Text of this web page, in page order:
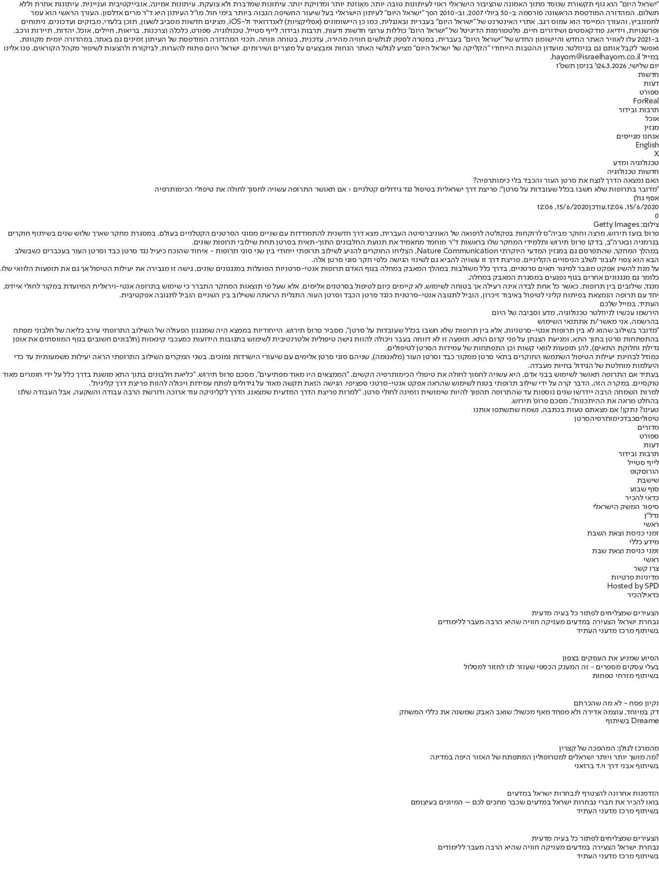
"ישראל היום" הוא גוף תקשורת שנוסד מתוך האמונה שהציבור הישראלי ראוי לעיתונות טובה יותר, מאוזנת יותר ומדויקת יותר. עיתונות שמדברת ולא צועקת. עיתונות אמינה, אובייקטיבית ועניינית. עיתונות אחרת וללא
תשלום. המהדורה המודפסת הראשונה פורסמה ב-30 ביולי 2007, וב-2010 הפך "ישראל היום" לעיתון הישראלי בעל שיעור החשיפה הגבוה ביותר בימי חול. מו"ל העיתון היא ד"ר מרים אדלסון. העורך הראשי הוא עמר
לחמנוביץ, והעורך המייסד הוא עמוס רגב. אתרי האינטרנט של "ישראל היום" בעברית ובאנגלית, כמו כן היישומונים (אפליקציות) לאנדרואיד ול-iOS, מציגים חדשות מסביב לשעון, תוכן בלעדי, מבזקים ועדכונים, ניתוחים
ופרשנויות, וידיאו, פודקאסטים ושידורים חיים. פלטפורמות הדיגיטל של "ישראל היום" כוללות ערוצי חדשות ודעות, תרבות ובידור, לייף סטייל, טכנולוגיה, ספורט, כלכלה וצרכנות, בריאות, חיילים, אוכל, יהדות, תיירות ורכב.
ב-2021 עלו לאוויר האתר החדש והיישומון החדש של "ישראל היום" בעברית, במטרה לספק לגולשים חוויה מהירה, עדכנית, בטוחה ונוחה. תכני המהדורה המודפסת של העיתון זמינים גם באתר, במהדורה יומית מקוונת,
ואפשר לקבל אותם גם בניוזלטר. מועדון ההטבות הייחודי "הקליקה של ישראל היום" מציע לגולשי האתר הנחות ומבצעים על מוצרים ושירותים. ישראל היום פתוח להערות, לביקורת ולהצעות לשיפור מקהל הקוראים. פנו אלינו
במייל hayom@israelhayom.co.il.
יום שלישי, 24.3.2026
ו' בניסן תשפ"ו
חדשות
דעות
ספורט
ForReal
תרבות ובידור
אוכל
מגזין
אנחנו מגייסים
English
X
טכנולוגיה ומדע
חדשות טכנולוגיה
האם נמצאה הדרך לנצח את סרטן העור והכבד בלי כימותרפיה?
"מדובר בתרופות שלא חשבו בכלל שעובדות על סרטן": פריצת דרך ישראלית בטיפול נגד גידולים קטלניים • אם תאושר התרופה עשויה לחסוך לחולה את טיפולי הכימותרפיה
אסף גולן
15/6/2020, 12:04
,עודכן15/6/2020, 12:06
0
צילום: Getty Images
פרופ' בועז תירוש, מרצה וחוקר מביה"ס לרוקחות בפקולטה לרפואה של האוניברסיטה העברית, מצא דרך חדשנית להתמודדות עם שניים מסוגי הסרטנים הקטלניים בעולם. במסגרת מחקר שארך שלוש שנים בשיתוף חוקרים
בגרמניה ובארה"ב, בדקו פרופ' תירוש ותלמידי המחקר שלו בראשות ד"ר מוחמד מחאמיד את תנועת החלבונים התוך-תאית בסרטן תחת שילובי תרופות שונים.
במהלך המחקר, שהתפרסם גם במגזין המדעי היוקרתי Nature Communication, הצליחו החוקרים להגיע לשילוב תרופתי ייחודי בין שני סוגי תרופות - איחוד שהוכח כיעיל נגד סרטן כבד וסרטן העור בעכברים כשבשלב
הבא הוא צפוי לעבור לשלב הניסויים הקליניים. פריצת דרך זו עשויה להביא גם לשינוי הגישה כלפי חקר סוגי סרטן אלה.
על מנת להשיג אפקט מוגבר למיגור תאים סרטניים, בדרך כלל משולבות במהלך המאבק במחלה בגוף האדם תרופות אנטי-סרטניות הפועלות במנגנונים שונים. גישה זו מגבירה את יעילות הטיפול אך גם את תופעות הלוואי שלו.
כלומר גם מנגנונים אחרים בגוף נפגעים במסגרת המאבק במחלה.
מנגד, שילובים בין תרופות, כאשר כל אחת לבדה אינה רעילה אך בטוחה לשימוש, לא קיימים כיום לטיפול בסרטנים אלימים. אלא שעל פי תוצאות המחקר התברר כי שימוש בתרופה אנטי-ויראלית המיועדת במקור לחולי איידס,
יחד עם תרופה הנמצאת בפיתוח קליני לטיפול באיבוד זיכרון, הוביל לתגובה אנטי-סרטנית כנגד סרטן הכבד וסרטן העור. התגלית הראתה ששילוב בין השניים הוביל לתגובה אפקטיבית.
העתיד, במייל שלכם
הירשמו עכשיו לניוזלטר טכנולוגיה, מדע וסביבה של היום
בהרשמה, אני מאשר/ת אתתנאי השימוש
"מדובר בשילוב שהוא לא בין תרופות אנטי-סרטניות, אלא בין תרופות שלא חשבו בכלל שעובדות על סרטן", מסביר פרופ' תירוש. הייחודיות בממצא היה שמנגנון הפעולה של השילוב התרופתי עירב כליאה של חלבוני מפתח
בהתפתחות סרטן בתוך התא, ומניעת הצגתן על פני קרום התא. תופעה זו לא דווחה בעבר ויכולה להוות גישה טיפולית אלטרנטיבית לשימוש בתגובות הידועות כמעכבי קינאזות (חלבונים חשובים בגוף המווסתים את אופן
גדילת וחלוקת התאים), להן תופעות לוואי קשות וכן התפתחות של עמידות הסרטן לטיפולים.
כמודל לבחינת יעילות הטיפול השתמשו החוקרים בתאי סרטן ממקור כבד וסרטן העור (מלאנומה), שניהם סוגי סרטן אלימים עם שיעורי הישרדות נמוכים. בשני המקרים השילוב התרופתי הראה יעילות משמעותית עד כדי
היעלמות מוחלטת של הגידול בחיות מעבדה.
בעתיד אם התרופה תאושר לשימוש בבני אדם, היא עשויה לחסוך לחולה את טיפולי הכימותרפיה הקשים. "הממצאים היו מאוד מפתיעים", מסכם פרופ' תירוש. "כליאת חלבונים בתוך התא מושגת בדרך כלל על ידי חומרים מאוד
טוקסיים. במקרה הזה, הדבר קרה על ידי שילוב תרופתי בטוח לשימוש שהראה אפקט אנטי-סרטני ספציפי. הגישה הזאת תקשה מאוד על גידולים לפתח עמידות ויכולה להוות פריצת דרך קלינית".
למרות השמחה הרבה יידרשו שנים נוספות עד שהתרופה תהפוך להיות שימושית וזמינה לחולי סרטן. "למרות פריצת הדרך המדעית שמצאנו, הדרך לקליניקה עוד ארוכה ודורשת הרבה עבודה והשקעה, אבל העבודה שלנו
בהחלט מראה את ההיתכנות", מסכם פרופ' תירוש.
טעינו? נתקן! אם מצאתם טעות בכתבה, נשמח שתשתפו אותנו
טיפוליםכבדכימותרפיהסרטן
מדורים
ספורט
דעות
תרבות ובידור
לייף סטייל
הורוסקופ
שישבת
סוף שבוע
כדאי להכיר
סיפור המשק הישראלי
נדל"ן
ראשי
זמני כניסת וצאת השבת
מידע כללי
זמני כניסת וצאת שבת
ראשי
צרו קשר
מדיניות פרטיות
Hosted by SPD
כדאילהכיר
הצעירים שמצליחים לפתור כל בעיה מדעית
נבחרת ישראל הצעירה במדעים מעניקה חוויה שהיא הרבה מעבר ללימודים
בשיתוף מרכז מדעני העתיד
הסיוע שמניע את העסקים בצפון
בעלי עסקים מספרים - זה המענק הכספי שעוזר לנו לחזור למסלול
בשיתוף מזרחי טפחות
נקיון פסח - לא מה שהכרתם
דק במיוחד, עוצמה אדירה ולא מפחד מאף מכשול: שואב האבק שמשנה את כללי המשחק
בשיתוף Dreame
מהמרכז לגולן: המהפכה של קצרין
מה מושך יותר ויותר ישראלים למטרופולין המתפתח של האזור היפה במדינה?
בשיתוף אבני דרך וי.ד ברזאני
הזדמנות אחרונה להצטרף לנבחרות ישראל במדעים
בואו להכיר את חברי נבחרות ישראל במדעים שכבר מחכים לכם – המיונים בעיצומם
בשיתוף מרכז מדעני העתיד
הצעירים שמצליחים לפתור כל בעיה מדעית
נבחרת ישראל הצעירה במדעים מעניקה חוויה שהיא הרבה מעבר ללימודים
בשיתוף מרכז מדעני העתיד